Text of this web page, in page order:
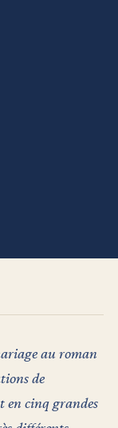
au roman
de
en cinq grandes